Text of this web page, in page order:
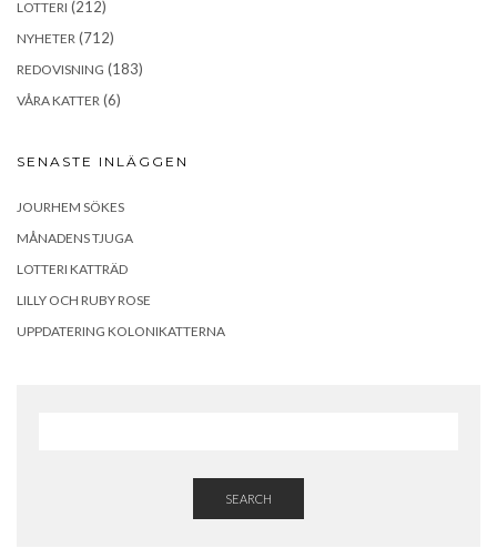
LOTTERI (212)
NYHETER (712)
REDOVISNING (183)
VÅRA KATTER (6)
SENASTE INLÄGGEN
JOURHEM SÖKES
MÅNADENS TJUGA
LOTTERI KATTRÄD
LILLY OCH RUBY ROSE
UPPDATERING KOLONIKATTERNA
SEARCH